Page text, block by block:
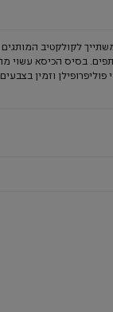
בסיס הכיסא עשוי
וזמין